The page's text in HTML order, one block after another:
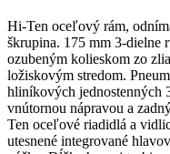
Hi-Ten oceľový rám,
škrupina. 175 mm 3-dielne
ozubeným kolieskom zo
ložiskovým stredom.
hliníkových jednostenných
vnútornou nápravou a
Ten oceľové riadidlá a
utesnené integrované